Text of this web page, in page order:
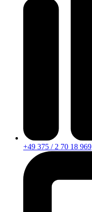
+49 375 / 2 70 18 969